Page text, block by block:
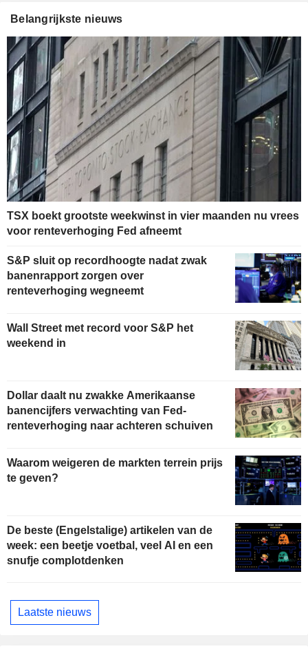
Belangrijkste nieuws
TSX boekt grootste weekwinst in vier maanden nu vrees
voor renteverhoging Fed afneemt
S&P sluit op recordhoogte nadat zwak
banenrapport zorgen over
renteverhoging wegneemt
Wall Street met record voor S&P het
weekend in
Dollar daalt nu zwakke Amerikaanse
banencijfers verwachting van Fed-
renteverhoging naar achteren schuiven
Waarom weigeren de markten terrein prijs
te geven?
De beste (Engelstalige) artikelen van de
week: een beetje voetbal, veel AI en een
snufje complotdenken
Laatste nieuws